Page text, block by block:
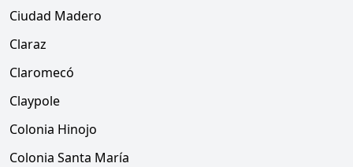
Ciudad Madero
Claraz
Claromecó
Claypole
Colonia Hinojo
Colonia Santa María